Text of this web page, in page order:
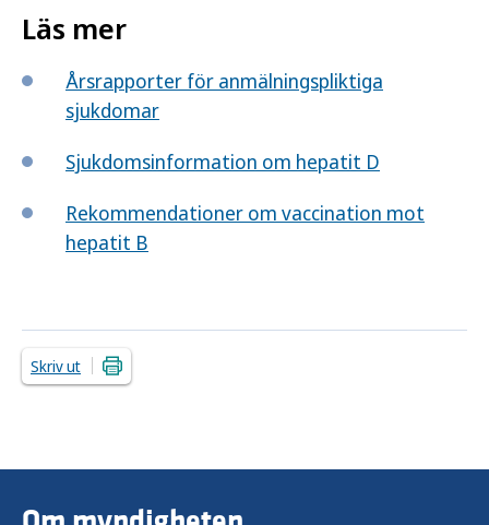
Läs mer
Årsrapporter för anmälningspliktiga
sjukdomar
Sjukdomsinformation om hepatit D
Rekommendationer om vaccination mot
hepatit B
Skriv ut